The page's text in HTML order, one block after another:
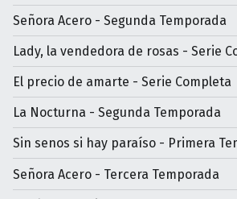
Señora Acero - Segunda Temporada
Lady, la vendedora de rosas - Serie
El precio de amarte - Serie Completa
La Nocturna - Segunda Temporada
Sin senos si hay paraíso - Primera
Señora Acero - Tercera Temporada